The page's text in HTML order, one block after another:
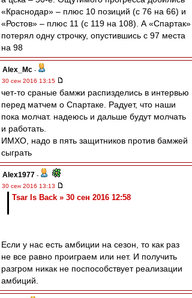
«Краснодар» – плюс 10 позиций (с 76 на 66) и
«Ростов» – плюс 11 (с 119 на 108). А «Спартак»
потерял одну строчку, опустившись с 97 места
на 98
Alex_Mc -
30 сен 2016 13:15
чет-то сраные бамжи распизделись в интервью
перед матчем о Спартаке. Радует, что наши
пока молчат. надеюсь и дальше будут молчать
и работать.
ИМХО, надо в пять защитников против бамжей
сыграть
Alex1977 -
30 сен 2016 13:13
Tsar Is Back » 30 сен 2016 12:58
Если у нас есть амбиции на сезон, то как раз
не все равно проиграем или нет. И получить
разгром никак не поспособствует реализации
амбиций.